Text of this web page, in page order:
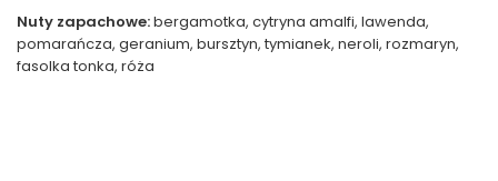
Nuty zapachowe:bergamotka, cytryna amalfi, lawenda,
pomarańcza, geranium, bursztyn, tymianek, neroli, rozmaryn,
fasolka tonka, róża